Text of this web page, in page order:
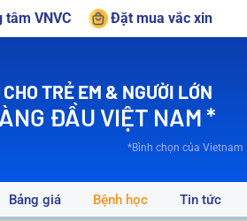
tâm VNVC Đặt mua vắc xin
TRẺ EM & NGƯỜI LỚN
ĐẦU VIỆT NAM *
*Bình chọn của Vietnam
Bảng giá Bệnh học Tin tức